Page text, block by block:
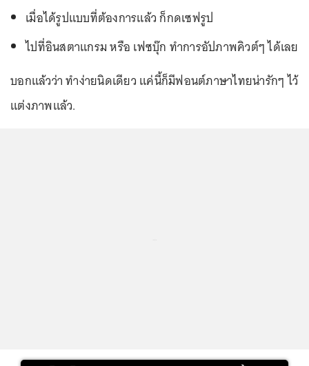
เมื่อได้รูปแบบที่ต้องการแล้ว ก็กดเซฟรูป
ไปที่อินสตาแกรม หรือ เฟซบุ๊ก ทำการอัปภาพคิวต์ๆ ได้เลย
บอกแล้วว่า ทำง่ายนิดเดียว แค่นี้ก็มีฟอนต์ภาษาไทยน่ารักๆ ไว้
แต่งภาพแล้ว.